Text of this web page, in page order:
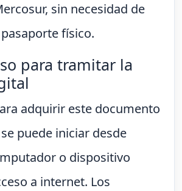
sin necesidad de
físico.
para tramitar la
adquirir este documento
puede iniciar desde
o dispositivo
a internet. Los